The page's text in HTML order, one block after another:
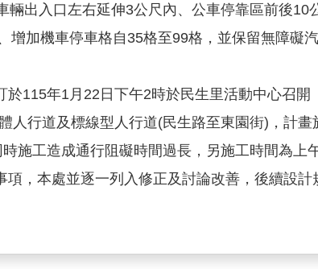
出入口左右延伸3公尺內、公車停靠區前後10
加機車停車格自35格至99格，並保留無障礙
115年1月22日下午2時於民生里活動中心召
人行道及標線型人行道(民生路至東園街)，計
施工造成通行阻礙時間過長，另施工時間為上
，本處並逐一列入修正及討論改善，後續設